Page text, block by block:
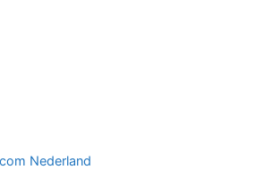
Nederland